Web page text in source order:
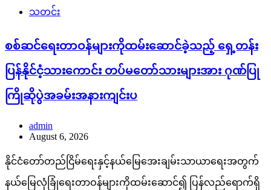
သတင်း
စစ်ဆင်ရေးတာဝန်များကိုထမ်းဆောင်ခဲ့သည့် ရှေ့တန်း
ပြန်နိုင်ငံ့သားကောင်း တပ်မတော်သားများအား ဂုဏ်ပြု
ကြိုဆိုပွဲအခမ်းအနားကျင်းပ
admin
August 6, 2026
နိုင်ငံတော်တည်ငြိမ်ရေးနှင့်နယ်မြေအေးချမ်းသာယာရေးအတွက်
နယ်မြေလုံခြုံရေးတာဝန်များကိုထမ်းဆောင်၍ ပြန်လည်ရောက်ရှိ